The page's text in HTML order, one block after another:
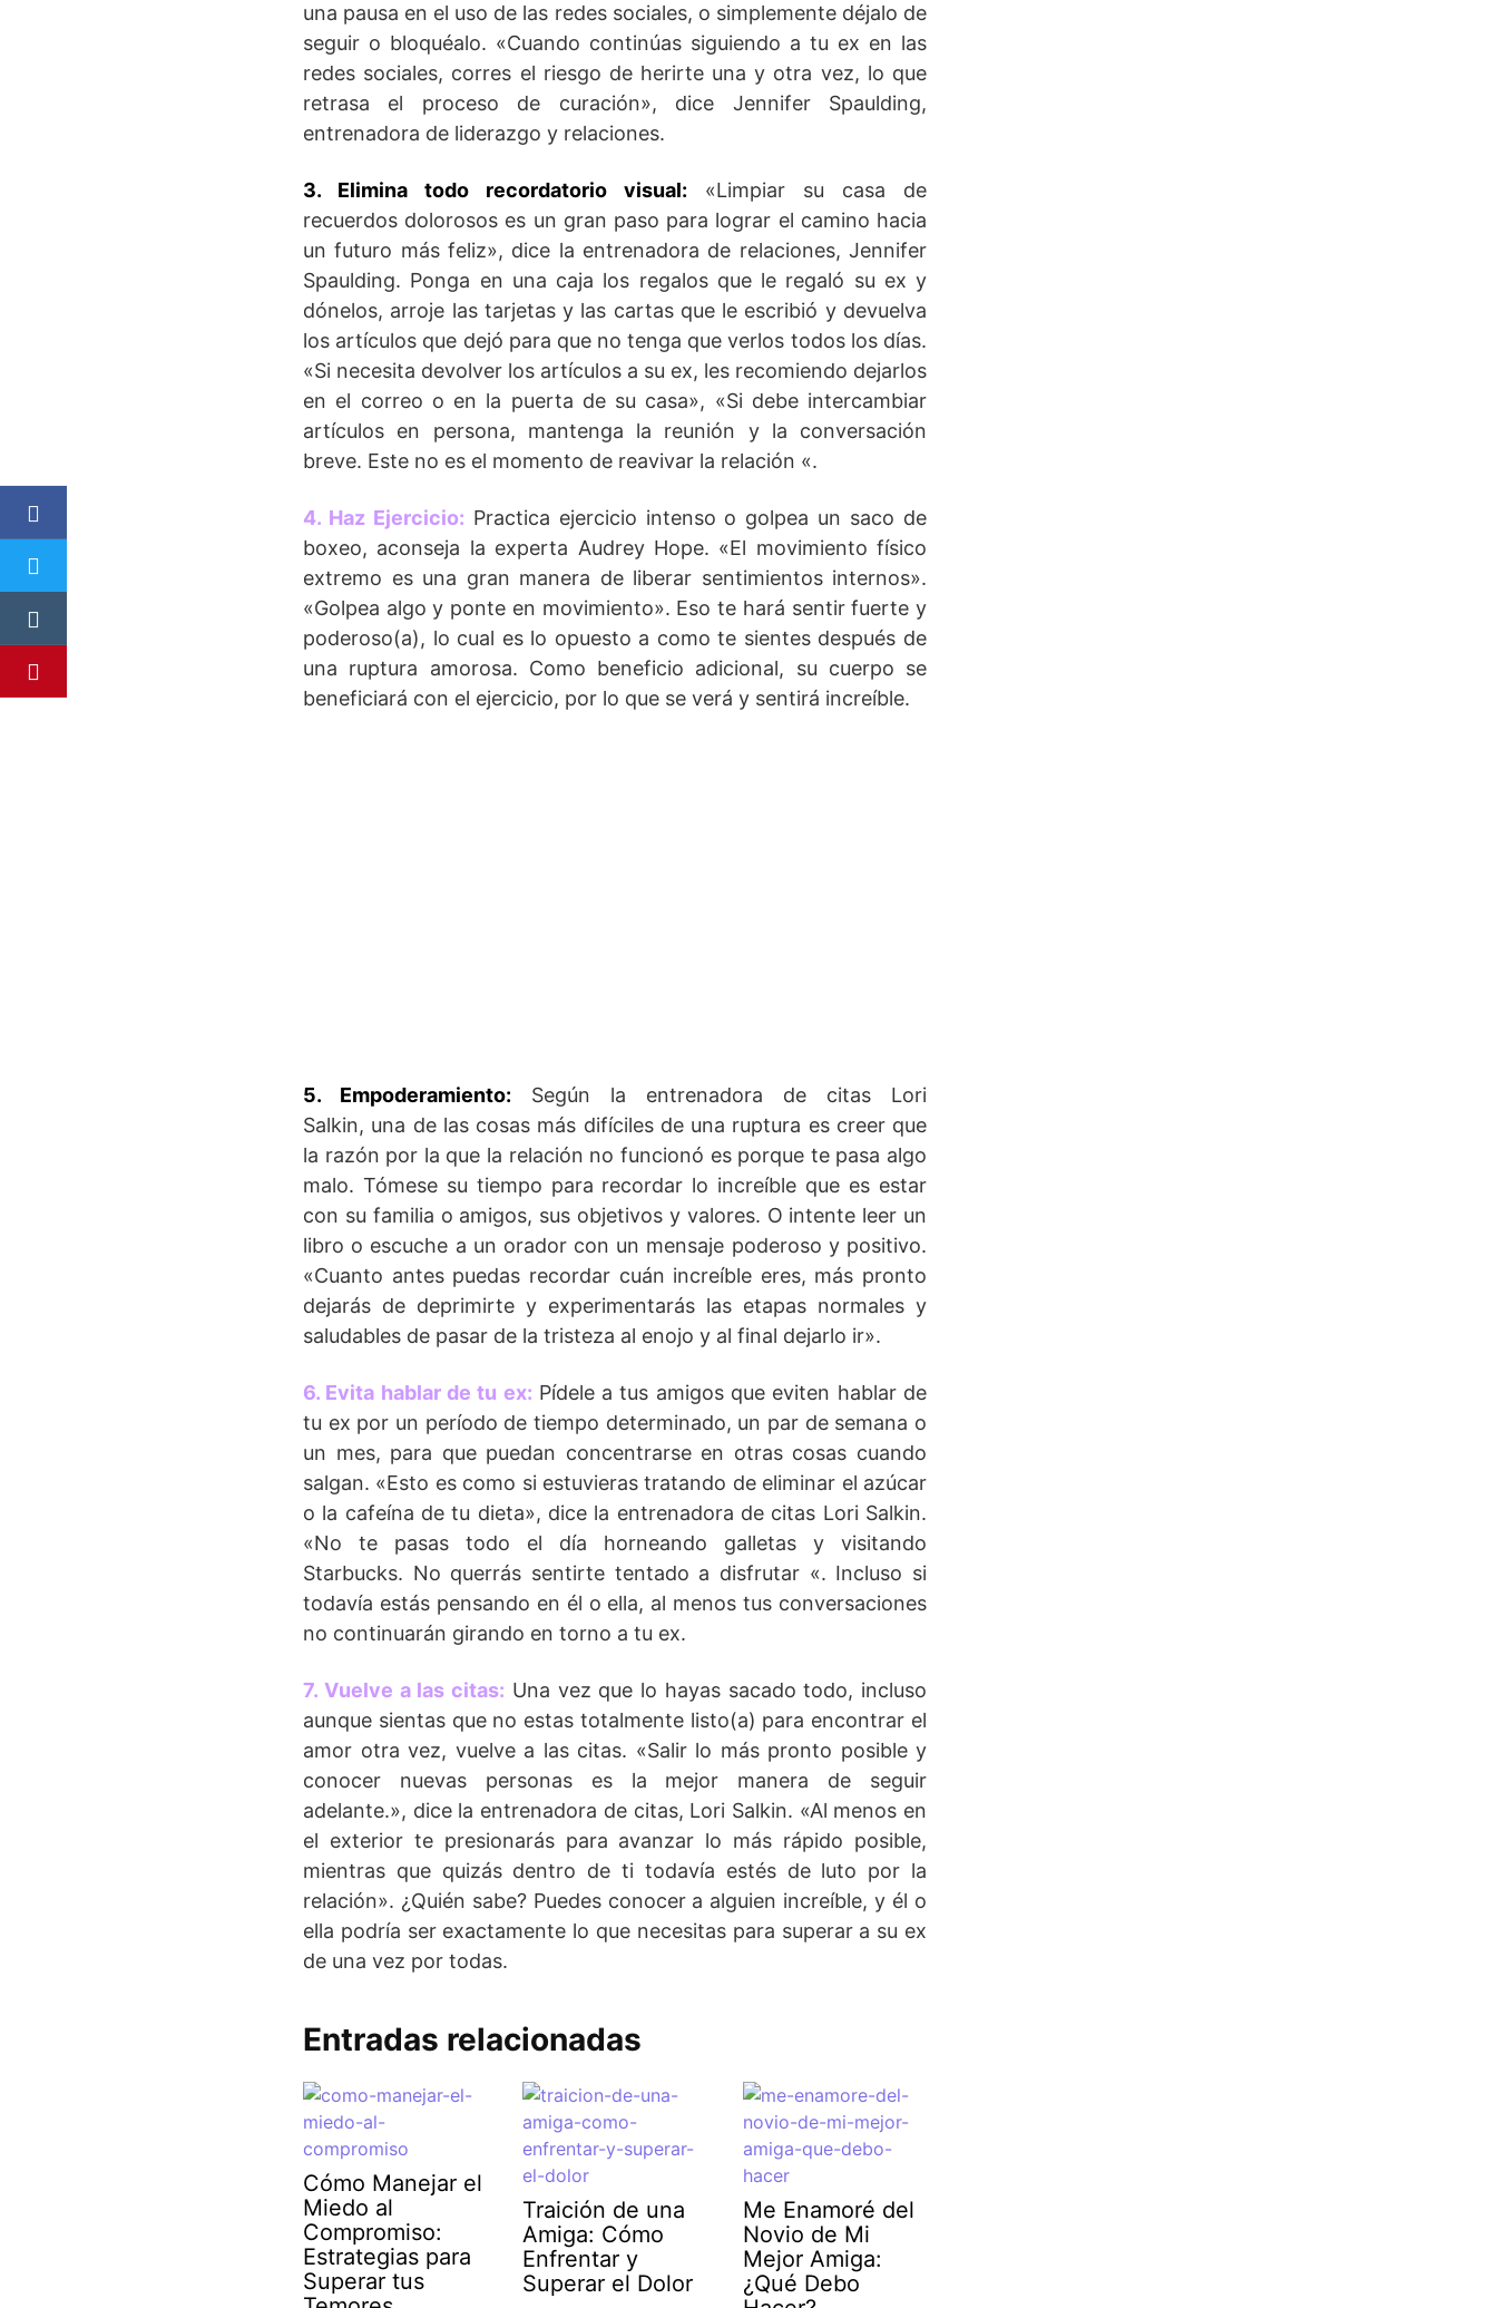
una pausa en el uso de las redes sociales, o simplemente déjalo de
seguir o bloquéalo. «Cuando continúas siguiendo a tu ex en las
redes sociales, corres el riesgo de herirte una y otra vez, lo que
retrasa el proceso de curación», dice Jennifer Spaulding,
entrenadora de liderazgo y relaciones.
3. Elimina todo recordatorio visual: «Limpiar su casa de
recuerdos dolorosos es un gran paso para lograr el camino hacia
un futuro más feliz», dice la entrenadora de relaciones, Jennifer
Spaulding. Ponga en una caja los regalos que le regaló su ex y
dónelos, arroje las tarjetas y las cartas que le escribió y devuelva
los artículos que dejó para que no tenga que verlos todos los días.
«Si necesita devolver los artículos a su ex, les recomiendo dejarlos
en el correo o en la puerta de su casa», «Si debe intercambiar
artículos en persona, mantenga la reunión y la conversación
breve. Este no es el momento de reavivar la relación «.
4. Haz Ejercicio: Practica ejercicio intenso o golpea un saco de
boxeo, aconseja la experta Audrey Hope. «El movimiento físico
extremo es una gran manera de liberar sentimientos internos».
«Golpea algo y ponte en movimiento». Eso te hará sentir fuerte y
poderoso(a), lo cual es lo opuesto a como te sientes después de
una ruptura amorosa. Como beneficio adicional, su cuerpo se
beneficiará con el ejercicio, por lo que se verá y sentirá increíble.
5. Empoderamiento: Según la entrenadora de citas Lori
Salkin, una de las cosas más difíciles de una ruptura es creer que
la razón por la que la relación no funcionó es porque te pasa algo
malo. Tómese su tiempo para recordar lo increíble que es estar
con su familia o amigos, sus objetivos y valores. O intente leer un
libro o escuche a un orador con un mensaje poderoso y positivo.
«Cuanto antes puedas recordar cuán increíble eres, más pronto
dejarás de deprimirte y experimentarás las etapas normales y
saludables de pasar de la tristeza al enojo y al final dejarlo ir».
6. Evita hablar de tu ex: Pídele a tus amigos que eviten hablar de
tu ex por un período de tiempo determinado, un par de semana o
un mes, para que puedan concentrarse en otras cosas cuando
salgan. «Esto es como si estuvieras tratando de eliminar el azúcar
o la cafeína de tu dieta», dice la entrenadora de citas Lori Salkin.
«No te pasas todo el día horneando galletas y visitando
Starbucks. No querrás sentirte tentado a disfrutar «. Incluso si
todavía estás pensando en él o ella, al menos tus conversaciones
no continuarán girando en torno a tu ex.
7. Vuelve a las citas: Una vez que lo hayas sacado todo, incluso
aunque sientas que no estas totalmente listo(a) para encontrar el
amor otra vez, vuelve a las citas. «Salir lo más pronto posible y
conocer nuevas personas es la mejor manera de seguir
adelante.», dice la entrenadora de citas, Lori Salkin. «Al menos en
el exterior te presionarás para avanzar lo más rápido posible,
mientras que quizás dentro de ti todavía estés de luto por la
relación». ¿Quién sabe? Puedes conocer a alguien increíble, y él o
ella podría ser exactamente lo que necesitas para superar a su ex
de una vez por todas.
Entradas relacionadas
Cómo Manejar el
Miedo al
Compromiso:
Estrategias para
Superar tus
Traición de una
Amiga: Cómo
Enfrentar y
Superar el Dolor
Me Enamoré del
Novio de Mi
Mejor Amiga:
¿Qué Debo